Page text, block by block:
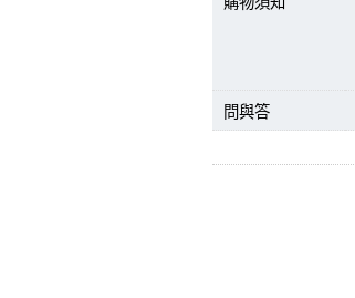
問與答